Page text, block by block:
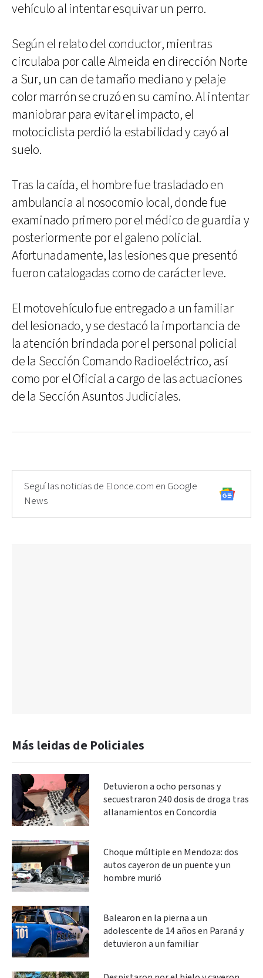
vehículo al intentar esquivar un perro.
Según el relato del conductor, mientras
circulaba por calle Almeida en dirección Norte
a Sur, un can de tamaño mediano y pelaje
color marrón se cruzó en su camino. Al intentar
maniobrar para evitar el impacto, el
motociclista perdió la estabilidad y cayó al
suelo.
Tras la caída, el hombre fue trasladado en
ambulancia al nosocomio local, donde fue
examinado primero por el médico de guardia y
posteriormente por el galeno policial.
Afortunadamente, las lesiones que presentó
fueron catalogadas como de carácter leve.
El motovehículo fue entregado a un familiar
del lesionado, y se destacó la importancia de
la atención brindada por el personal policial
de la Sección Comando Radioeléctrico, así
como por el Oficial a cargo de las actuaciones
de la Sección Asuntos Judiciales.
Seguí las noticias de Elonce.com en Google
News
Más leidas de Policiales
Detuvieron a ocho personas y
secuestraron 240 dosis de droga tras
allanamientos en Concordia
Choque múltiple en Mendoza: dos
autos cayeron de un puente y un
hombre murió
Balearon en la pierna a un
adolescente de 14 años en Paraná y
detuvieron a un familiar